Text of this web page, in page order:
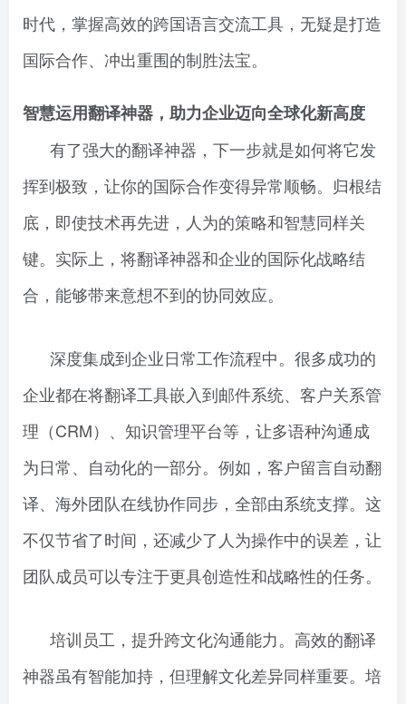
时代，掌握高效的跨国语言交流工具，无疑是打造
国际合作、冲出重围的制胜法宝。
智慧运用翻译神器，助力企业迈向全球化新高度
有了强大的翻译神器，下一步就是如何将它发
挥到极致，让你的国际合作变得异常顺畅。归根结
底，即使技术再先进，人为的策略和智慧同样关
键。实际上，将翻译神器和企业的国际化战略结
合，能够带来意想不到的协同效应。
深度集成到企业日常工作流程中。很多成功的
企业都在将翻译工具嵌入到邮件系统、客户关系管
理（CRM）、知识管理平台等，让多语种沟通成
为日常、自动化的一部分。例如，客户留言自动翻
译、海外团队在线协作同步，全部由系统支撑。这
不仅节省了时间，还减少了人为操作中的误差，让
团队成员可以专注于更具创造性和战略性的任务。
培训员工，提升跨文化沟通能力。高效的翻译
神器虽有智能加持，但理解文化差异同样重要。培